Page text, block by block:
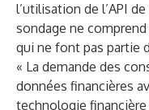
l’utilisation de l’API
sondage ne
qui ne font pas partie
« La demande des
données financières
technologie